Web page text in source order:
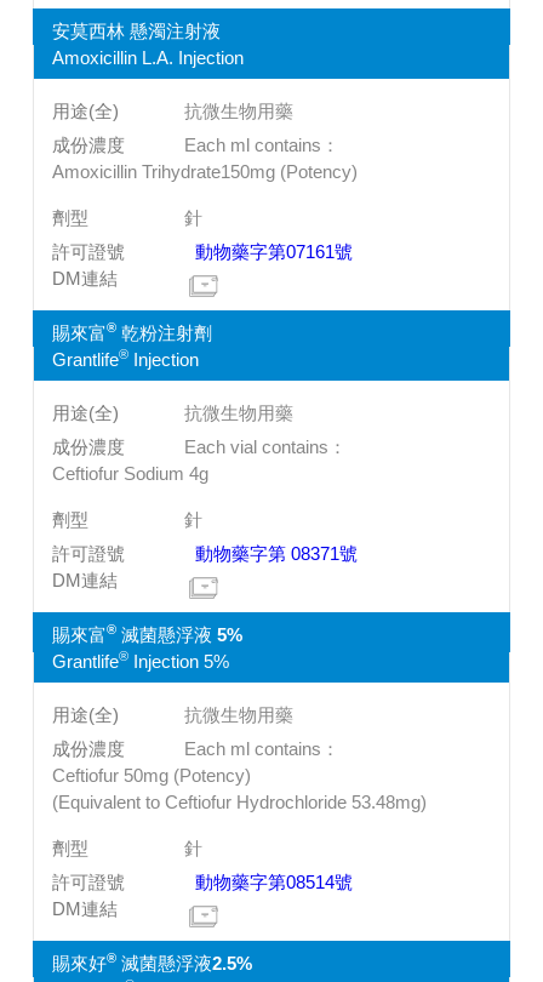
安莫西林 懸濁注射液
Amoxicillin L.A. Injection
抗微生物用藥
Each ml contains：
Amoxicillin Trihydrate150mg (Potency)
針
動物藥字第07161號
賜來富®乾粉注射劑
Grantlife®Injection
抗微生物用藥
Each vial contains：
Ceftiofur Sodium 4g
針
動物藥字第 08371號
賜來富®滅菌懸浮液 5%
Grantlife®Injection 5%
抗微生物用藥
Each ml contains：
Ceftiofur 50mg (Potency)
(Equivalent to Ceftiofur Hydrochloride 53.48mg)
針
動物藥字第08514號
賜來好®滅菌懸浮液2.5%